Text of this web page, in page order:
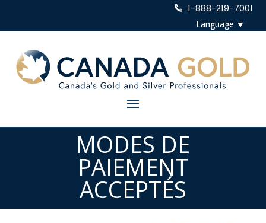
1-888-219-7001
MODES DE
PAIEMENT
ACCEPTÉS